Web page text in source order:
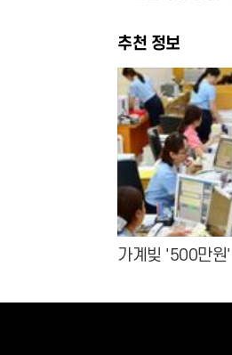
추천 정보
가계빚 '500만원